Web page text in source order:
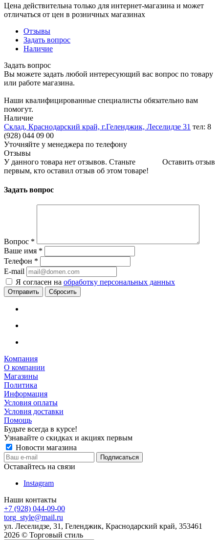
Цена действительна только для интернет-магазина и может
отличаться от цен в розничных магазинах
Отзывы
Задать вопрос
Наличие
Задать вопрос
Вы можете задать любой интересующий вас вопрос по товару
или работе магазина.
Наши квалифицированные специалисты обязательно вам
помогут.
Наличие
Склад, Краснодарский край, г.Геленджик, Леселидзе 31 тел: 8
(928) 044 09 00
Уточняйте у менеджера по телефону
Отзывы
Оставить отзыв
У данного товара нет отзывов. Станьте
первым, кто оставил отзыв об этом товаре!
Задать вопрос
Вопрос *
Ваше имя *
Телефон *
E-mail
Я согласен на обработку персональных данных
Сбросить
Компания
О компании
Магазины
Политика
Информация
Условия оплаты
Условия доставки
Помощь
Будьте всегда в курсе!
Узнавайте о скидках и акциях первым
Новости магазина
Оставайтесь на связи
Instagram
Наши контакты
+7 (928) 044-09-00
torg_style@mail.ru
ул. Леселидзе, 31, Геленджик, Краснодарский край, 353461
2026 © Торговый стиль